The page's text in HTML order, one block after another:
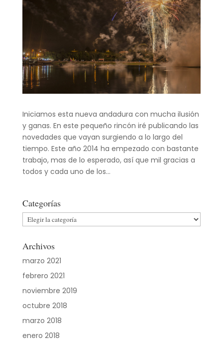
Iniciamos esta nueva andadura con mucha ilusión
y ganas. En este pequeño rincón iré publicando las
novedades que vayan surgiendo a lo largo del
tiempo. Este año 2014 ha empezado con bastante
trabajo, mas de lo esperado, así que mil gracias a
todos y cada uno de los...
Categorías
Categorías
Archivos
marzo 2021
febrero 2021
noviembre 2019
octubre 2018
marzo 2018
enero 2018